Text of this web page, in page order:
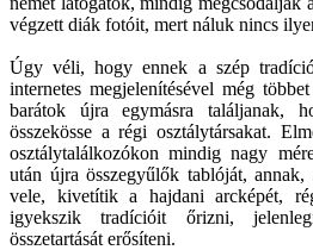
végzett diák fotóit, mert náluk nincs
Úgy véli, hogy ennek a szép
internetes megjelenítésével még
barátok újra egymásra találjanak,
összekösse a régi osztálytársakat.
osztálytalálkozókon mindig nagy
után újra összegyűlők tablóját,
vele, kivetítik a hajdani arcképét,
igyekszik tradícióit őrizni,
összetartását erősíteni.